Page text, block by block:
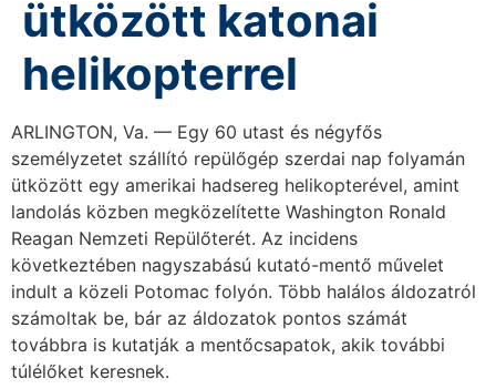
ütközött katonai
helikopterrel
ARLINGTON, Va. — Egy 60 utast és négyfős
személyzetet szállító repülőgép szerdai nap folyamán
ütközött egy amerikai hadsereg helikopterével, amint
landolás közben megközelítette Washington Ronald
Reagan Nemzeti Repülőterét. Az incidens
következtében nagyszabású kutató-mentő művelet
indult a közeli Potomac folyón. Több halálos áldozatról
számoltak be, bár az áldozatok pontos számát
továbbra is kutatják a mentőcsapatok, akik további
túlélőket keresnek.